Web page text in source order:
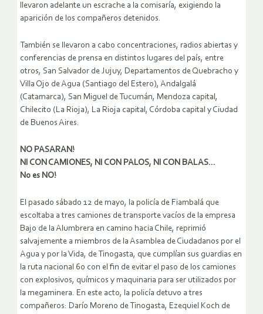
llevaron adelante un escrache a la comisaría, exigiendo la
aparición de los compañeros detenidos.
También se llevaron a cabo concentraciones, radios abiertas y
conferencias de prensa en distintos lugares del país, entre
otros, San Salvador de Jujuy, Departamentos de Quebracho y
Villa Ojo de Agua (Santiago del Estero), Andalgalá
(Catamarca), San Miguel de Tucumán, Mendoza capital,
Chilecito (La Rioja), La Rioja capital, Córdoba capital y Ciudad
de Buenos Aires.
NO PASARAN!
NI CON CAMIONES, NI CON PALOS, NI CON BALAS…
No es NO!
El pasado sábado 12 de mayo, la policía de Fiambalá que
escoltaba a tres camiones de transporte vacíos de la empresa
Bajo de la Alumbrera en camino hacia Chile, reprimió
salvajemente a miembros de la Asamblea de Ciudadanos por el
Agua y por la Vida, de Tinogasta, que cumplían sus guardias en
la ruta nacional 60 con el fin de evitar el paso de los camiones
con explosivos, químicos y maquinaria para ser utilizados por
la megaminera. En este acto, la policía detuvo a tres
compañeros: Darío Moreno de Tinogasta, Ezequiel Koch de